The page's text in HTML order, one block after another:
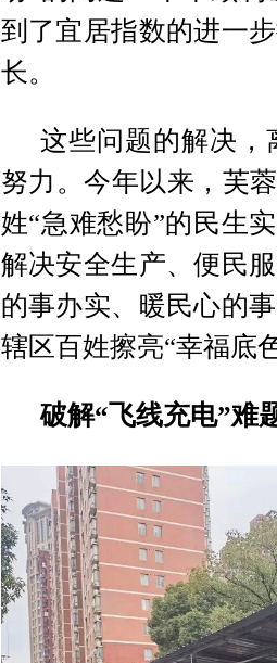
到了宜居指数的进一
长。
这些问题的解决，
努力。今年以来，芙
姓“急难愁盼”的民生
解决安全生产、便民
的事办实、暖民心的
辖区百姓擦亮“幸福底
破解“飞线充电”难